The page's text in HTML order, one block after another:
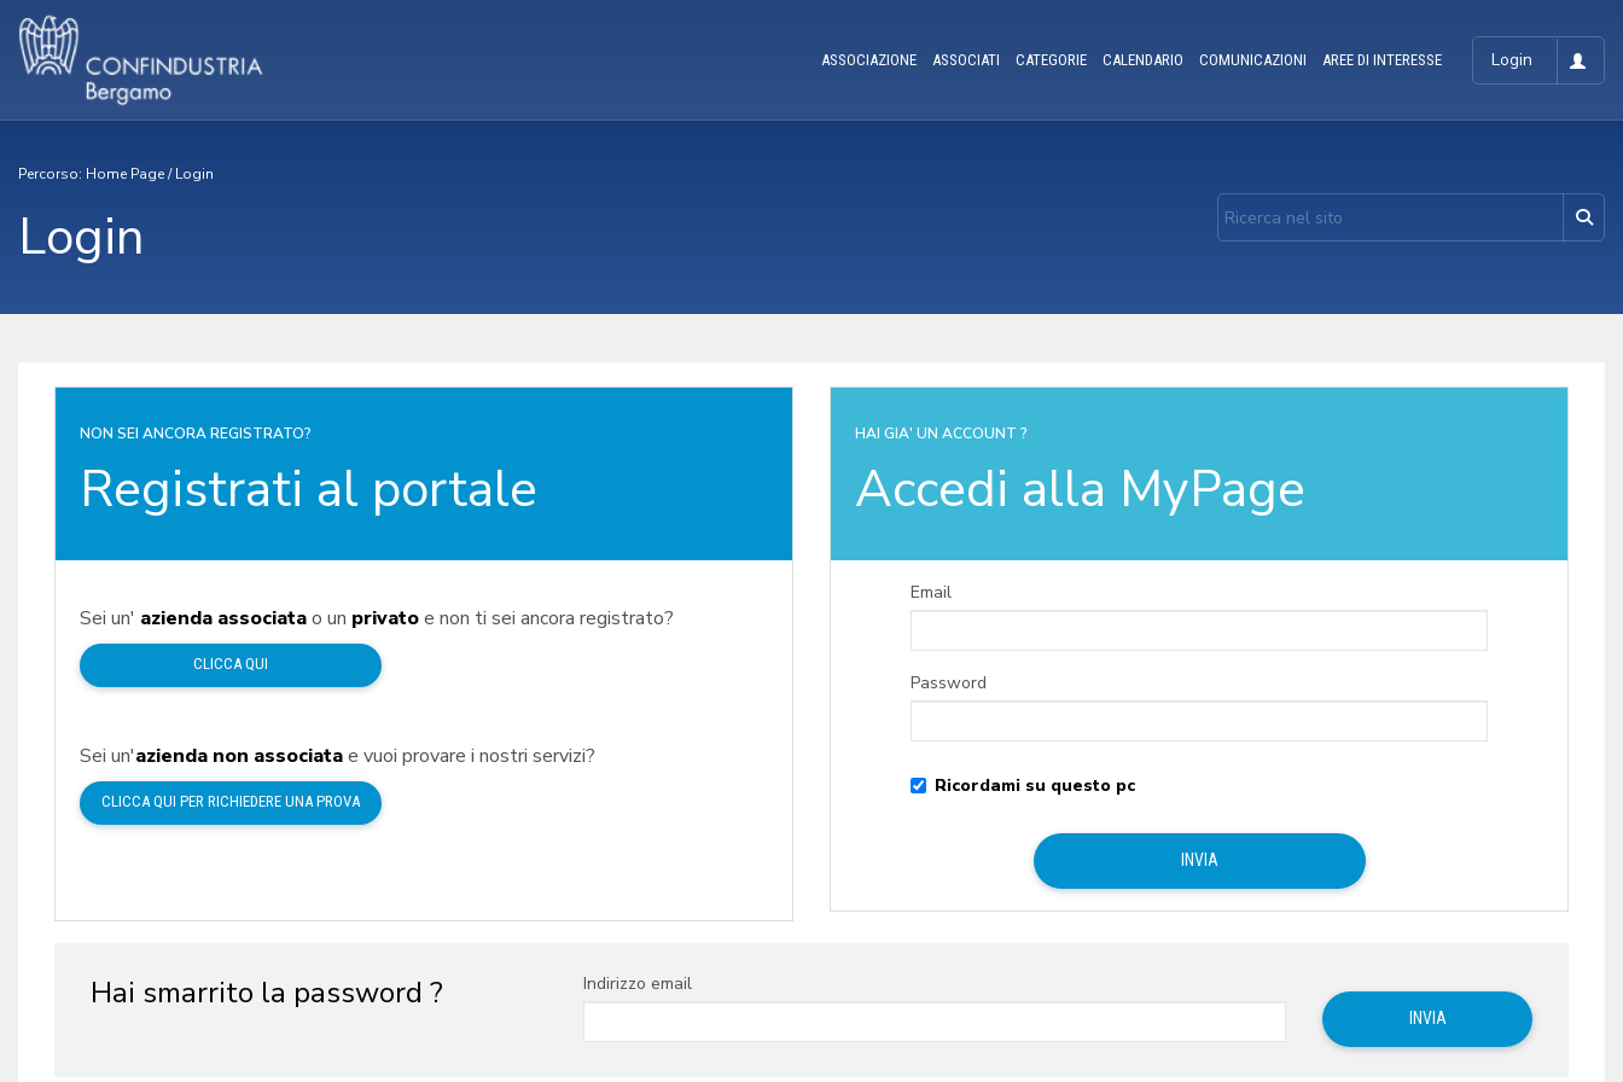
Login
ASSOCIAZIONE ASSOCIATI CATEGORIE CALENDARIO COMUNICAZIONI AREE DI INTERESSE
Percorso: Home Page/Login
Login
NON SEI ANCORA REGISTRATO?
Registrati al portale
Sei un' azienda associatao un privatoe non ti sei ancora registrato?
CLICCA QUI
Sei un'azienda non associatae vuoi provare i nostri servizi?
CLICCA QUI PER RICHIEDERE UNA PROVA
HAI GIA' UN ACCOUNT ?
Accedi alla MyPage
Email
Password
Ricordami su questo pc
Hai smarrito la password ? Indirizzo email